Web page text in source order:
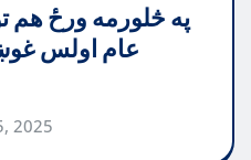
په څلورمه ورځ هم
عام اولس
2025